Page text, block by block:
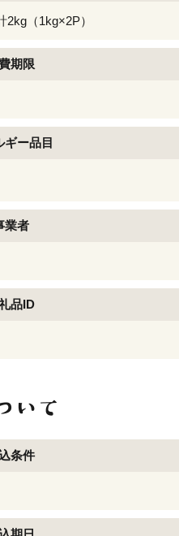
（1kg×2P）
期限
ギー品目
業者
品ID
条件